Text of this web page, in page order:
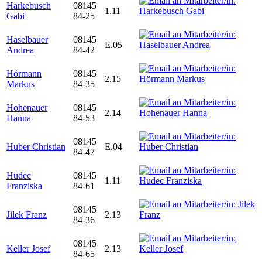
Harkebusch
Gabi
08145
84-25
1.11
Haselbauer
Andrea
08145
84-42
E.05
Hörmann
Markus
08145
84-35
2.15
Hohenauer
Hanna
08145
84-53
2.14
Huber Christian
08145
84-47
E.04
Hudec
Franziska
08145
84-61
1.11
Jilek Franz
08145
84-36
2.13
Keller Josef
08145
84-65
2.13